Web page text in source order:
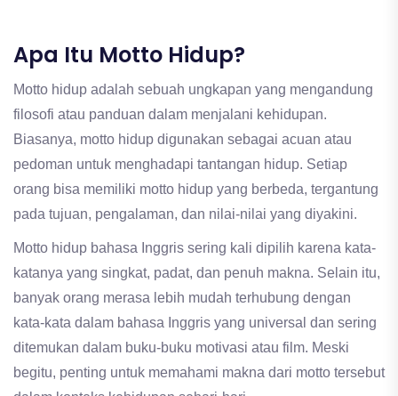
Apa Itu Motto Hidup?
Motto hidup adalah sebuah ungkapan yang mengandung
filosofi atau panduan dalam menjalani kehidupan.
Biasanya, motto hidup digunakan sebagai acuan atau
pedoman untuk menghadapi tantangan hidup. Setiap
orang bisa memiliki motto hidup yang berbeda, tergantung
pada tujuan, pengalaman, dan nilai-nilai yang diyakini.
Motto hidup bahasa Inggris sering kali dipilih karena kata-
katanya yang singkat, padat, dan penuh makna. Selain itu,
banyak orang merasa lebih mudah terhubung dengan
kata-kata dalam bahasa Inggris yang universal dan sering
ditemukan dalam buku-buku motivasi atau film. Meski
begitu, penting untuk memahami makna dari motto tersebut